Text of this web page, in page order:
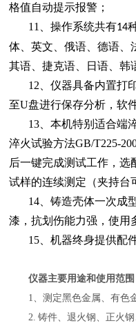
格值自动提示报警；
11、操作系统共有14
体、英文、俄语、德语、
其语、捷克语、日语、韩
12、仪器具备内置打
至U盘进行保存分析，软
13、本机特别适合端
淬火试验方法GB/T225-
后一键完成测试工作，选
试样的连续测定（夹持台
14、铸造壳体一次成
漆，抗划伤能力强，使用
15、机器终身提供配
仪器主要用途和使用范围
1、测定黑色金属、有色
2. 铸件、退火钢、正火